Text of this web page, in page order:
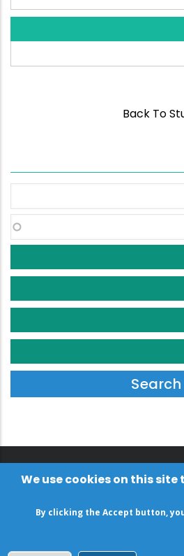
Back To
We use cookies on this
By clicking the Accept button,